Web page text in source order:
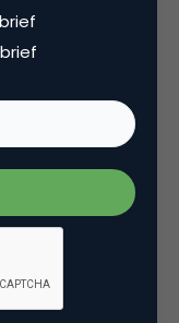
ook een
een call
van de click op
potentiële
hebben of
te
per
een extra